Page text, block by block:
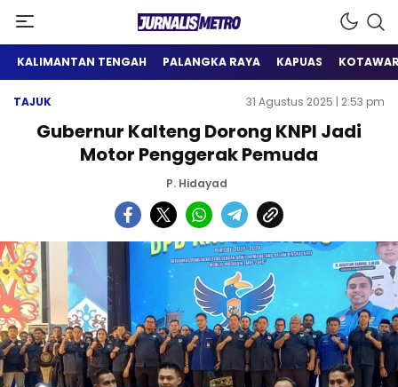
Jurnalis Metro
Satu Wadah Informasi
KALIMANTAN TENGAH PALANGKA RAYA KAPUAS
TAJUK 31 Agustus 2025 | 2:53 pm
Gubernur Kalteng Dorong KNPI Jadi
Motor Penggerak Pemuda
P. Hidayad